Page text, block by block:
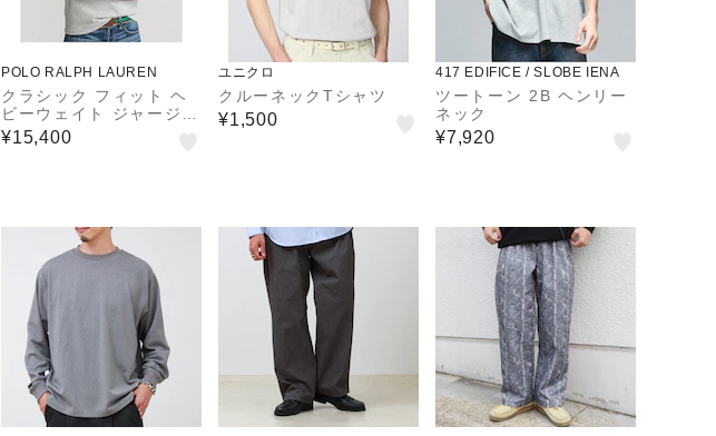
POLO RALPH LAUREN
クラシック フィット ヘ
ビーウェイト ジャージー
Tシャツ
¥15,400
ユニクロ
クルーネックTシャツ
¥1,500
417 EDIFICE / SLOBE IENA
ツートーン 2B ヘンリー
ネック
¥7,920